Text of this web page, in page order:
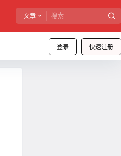
文章
登录 快速注册